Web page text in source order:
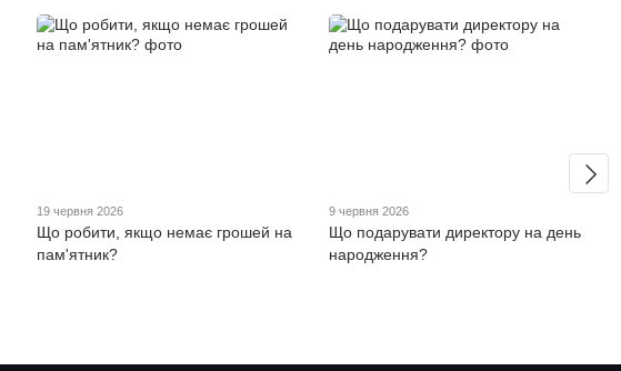
19 червня 2026
Що робити, якщо немає грошей на
пам'ятник?
9 червня 2026
Що подарувати директору на день
народження?